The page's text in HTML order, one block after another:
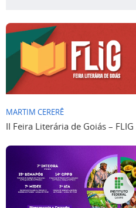
MARTIM CERERÊ
II Feira Literária de Goiás –